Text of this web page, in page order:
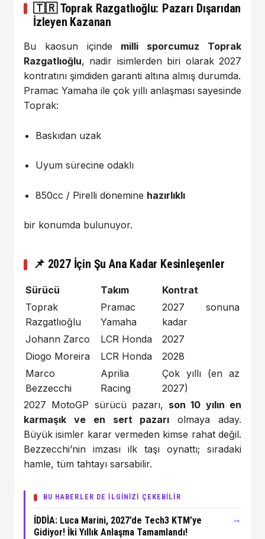
🇹🇷 Toprak Razgatlıoğlu: Pazarı Dışarıdan
İzleyen Kazanan
Bu kaosun içinde milli sporcumuz Toprak
Razgatlıoğlu, nadir isimlerden biri olarak 2027
kontratını şimdiden garanti altına almış durumda.
Pramac Yamaha ile çok yıllı anlaşması sayesinde
Toprak:
Baskıdan uzak
Uyum sürecine odaklı
850cc / Pirelli dönemine hazırlıklı
bir konumda bulunuyor.
📌 2027 İçin Şu Ana Kadar Kesinleşenler
Sürücü Takım
Kontrat
Toprak
Razgatlıoğlu
Pramac
Yamaha
2027 sonuna
kadar
Johann Zarco
LCR Honda
2027
Diogo Moreira
LCR Honda
2028
Marco
Bezzecchi
Aprilia
Racing
Çok yıllı (en az
2027)
2027 MotoGP sürücü pazarı, son 10 yılın en
karmaşık ve en sert pazarı olmaya aday.
Büyük isimler karar vermeden kimse rahat değil.
Bezzecchi’nin imzası ilk taşı oynattı; sıradaki
hamle, tüm tahtayı sarsabilir.
BU HABERLER DE İLGİNİZİ ÇEKEBİLİR
İDDİA: Luca Marini, 2027’de Tech3 KTM’ye
Gidiyor! İki Yıllık Anlaşma Tamamlandı!
→